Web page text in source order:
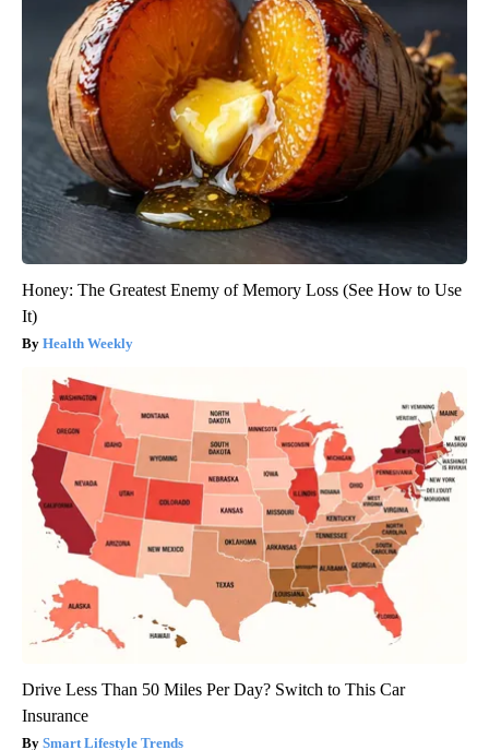
Honey: The Greatest Enemy of Memory Loss (See How to Use
It)
Health Weekly
Drive Less Than 50 Miles Per Day? Switch to This Car
Insurance
Smart Lifestyle Trends